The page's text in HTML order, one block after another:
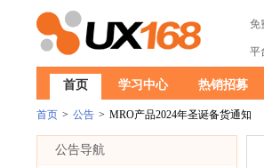
免
平
首页 学习中心 热销招募
首页 > 公告 > MRO产品2024年圣诞备货通知
公告导航